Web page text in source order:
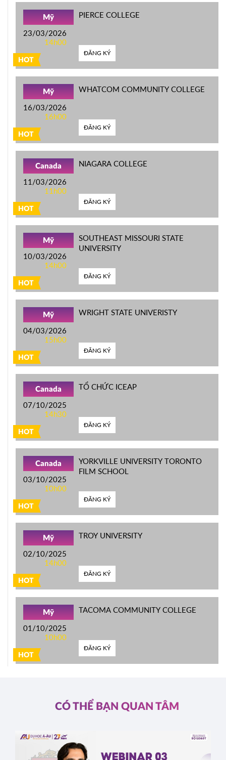
HOT
Mỹ
23/03/2026
14h00
PIERCE COLLEGE
ĐĂNG KÝ
HOT
Mỹ
16/03/2026
16h00
WHATCOM COMMUNITY COLLEGE
ĐĂNG KÝ
HOT
Canada
11/03/2026
11h00
NIAGARA COLLEGE
ĐĂNG KÝ
HOT
Mỹ
10/03/2026
14h00
SOUTHEAST MISSOURI STATE
UNIVERSITY
ĐĂNG KÝ
HOT
Mỹ
04/03/2026
15h00
WRIGHT STATE UNIVERISTY
ĐĂNG KÝ
HOT
Canada
07/10/2025
14h30
TỔ CHỨC ICEAP
ĐĂNG KÝ
HOT
Canada
03/10/2025
10h00
YORKVILLE UNIVERSITY TORONTO
FILM SCHOOL
ĐĂNG KÝ
HOT
Mỹ
02/10/2025
14h00
TROY UNIVERSITY
ĐĂNG KÝ
HOT
Mỹ
01/10/2025
10h00
TACOMA COMMUNITY COLLEGE
ĐĂNG KÝ
CÓ THỂ BẠN QUAN TÂM